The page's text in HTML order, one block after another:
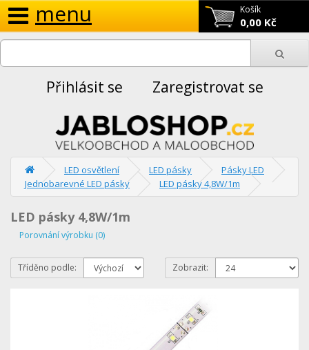
Košík
0,00 Kč
menu
Přihlásit se Zaregistrovat se
LED osvětlení LED pásky
Pásky LED
Jednobarevné LED pásky
LED pásky 4,8W/1m
LED pásky 4,8W/1m
Porovnání výrobku (0)
Tříděno podle: Zobrazit: